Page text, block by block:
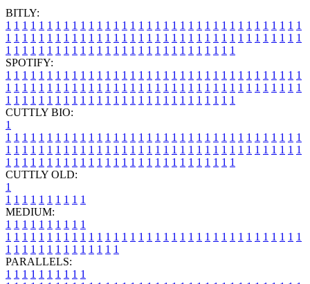
BITLY:
1 1 1 1 1 1 1 1 1 1 1 1 1 1 1 1 1 1 1 1 1 1 1 1 1 1 1 1 1 1 1 1 1 1 1 1
1 1 1 1 1 1 1 1 1 1 1 1 1 1 1 1 1 1 1 1 1 1 1 1 1 1 1 1 1 1 1 1 1 1 1 1
1 1 1 1 1 1 1 1 1 1 1 1 1 1 1 1 1 1 1 1 1 1 1 1 1 1 1 1
SPOTIFY:
1 1 1 1 1 1 1 1 1 1 1 1 1 1 1 1 1 1 1 1 1 1 1 1 1 1 1 1 1 1 1 1 1 1 1 1
1 1 1 1 1 1 1 1 1 1 1 1 1 1 1 1 1 1 1 1 1 1 1 1 1 1 1 1 1 1 1 1 1 1 1 1
1 1 1 1 1 1 1 1 1 1 1 1 1 1 1 1 1 1 1 1 1 1 1 1 1 1 1 1
CUTTLY BIO:
1
1 1 1 1 1 1 1 1 1 1 1 1 1 1 1 1 1 1 1 1 1 1 1 1 1 1 1 1 1 1 1 1 1 1 1 1
1 1 1 1 1 1 1 1 1 1 1 1 1 1 1 1 1 1 1 1 1 1 1 1 1 1 1 1 1 1 1 1 1 1 1 1
1 1 1 1 1 1 1 1 1 1 1 1 1 1 1 1 1 1 1 1 1 1 1 1 1 1 1 1
CUTTLY OLD:
1
1 1 1 1 1 1 1 1 1 1
MEDIUM:
1 1 1 1 1 1 1 1 1 1
1 1 1 1 1 1 1 1 1 1 1 1 1 1 1 1 1 1 1 1 1 1 1 1 1 1 1 1 1 1 1 1 1 1 1 1
1 1 1 1 1 1 1 1 1 1 1 1 1 1
PARALLELS:
1 1 1 1 1 1 1 1 1 1